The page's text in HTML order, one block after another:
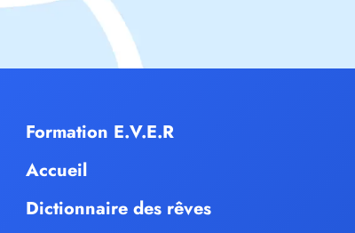
Formation E.V.E.R
Accueil
Dictionnaire des rêves